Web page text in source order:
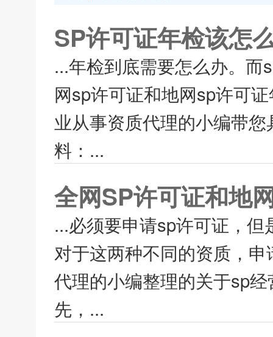
SP许可证年检该怎
...年检到底需要怎么办。
网sp许可证和地网sp许可
业从事资质代理的小编带
料：...
全网SP许可证和地
...必须要申请sp许可证，
对于这两种不同的资质，
代理的小编整理的关于sp
先，...